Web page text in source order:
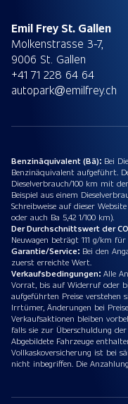
Emil Frey St. Gallen
Molkenstrasse 3-7,
9006 St. Gallen
+41 71 228 64 64
autopark@emilfrey.ch
Benzinäquivalent (Bä): Bei
Benzinäquivalent aufgeführt.
Dieselverbrauch/100 km mit
Beispiel aus einem
Schreibweise auf dieser
oder auch Ba 5,42 1/100 km).
Der Durchschnittswert der
Neuwagen beträgt 111 g/km
Garantie/Service: Bei den
zuerst erreichte Wert.
Verkaufsbedingungen: Alle
Vorrat, bis auf Widerruf oder
aufgeführten Preise verstehen
Irrtümer, Änderungen bei
Verkaufsaktionen bleiben
falls sie zur Überschuldung
Abgebildete Fahrzeuge
Vollkaskoversicherung ist bei
nicht inbegriffen. Die